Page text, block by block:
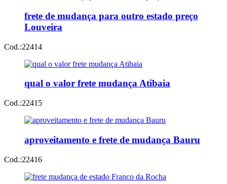
frete de mudança para outro estado preço
Louveira
Cod.:22414
qual o valor frete mudança Atibaia
Cod.:22415
aproveitamento e frete de mudança Bauru
Cod.:22416